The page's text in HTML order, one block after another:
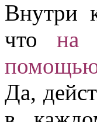
Внутри
что на
помощью
Да,